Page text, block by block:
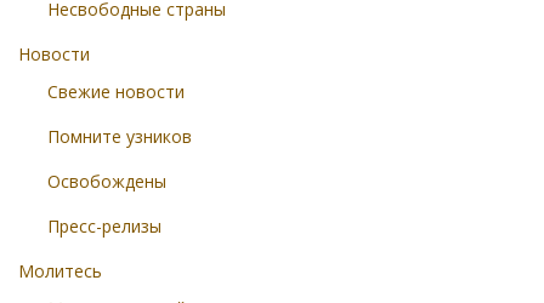
Несвободные страны
Новости
Свежие новости
Помните узников
Освобождены
Пресс-релизы
Молитесь